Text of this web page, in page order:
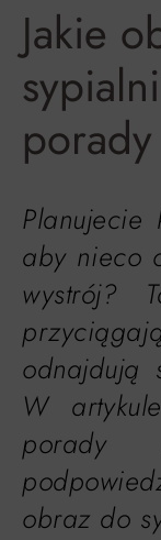
Jakie
aby nieco
wystrój?
odnajdują
W
porady
obraz do